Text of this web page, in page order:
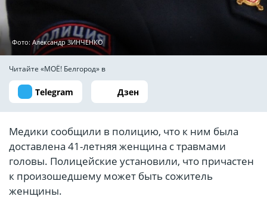
Фото: Александр ЗИНЧЕНКО
Читайте «МОЁ! Белгород» в
Telegram Дзен
Медики сообщили в полицию, что к ним была
доставлена 41-летняя женщина с травмами
головы. Полицейские установили, что причастен
к произошедшему может быть сожитель
женщины.